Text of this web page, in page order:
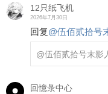
12只纸飞机
2026年7月30日
回复@伍佰贰拾号
@伍佰贰拾号末影
回憶彔中心